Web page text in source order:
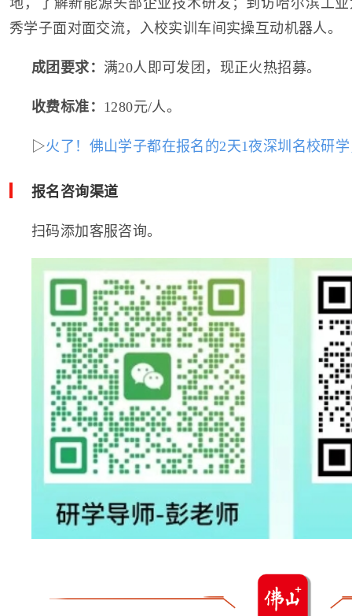
地，了解新能源头部企业技术研发；到访哈尔滨工
秀学子面对面交流，入校实训车间实操互动机器人。
成团要求： 满20人即可发团，现正火热招募。
收费标准： 1280元/人。
▷火了！佛山学子都在报名的2天1夜深圳名校研
报名咨询渠道
扫码添加客服咨询。